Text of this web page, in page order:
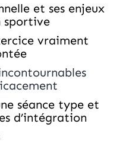
et ses enjeux
sportive
vraiment
séance type et
d’intégration